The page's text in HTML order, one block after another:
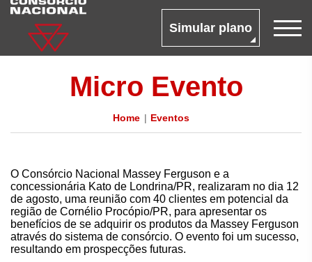
Simular plano
Micro Evento
Home Eventos
O Consórcio Nacional Massey Ferguson e a
concessionária Kato de Londrina/PR, realizaram no dia 12
de agosto, uma reunião com 40 clientes em potencial da
região de Cornélio Procópio/PR, para apresentar os
benefícios de se adquirir os produtos da Massey Ferguson
através do sistema de consórcio. O evento foi um sucesso,
resultando em prospecções futuras.